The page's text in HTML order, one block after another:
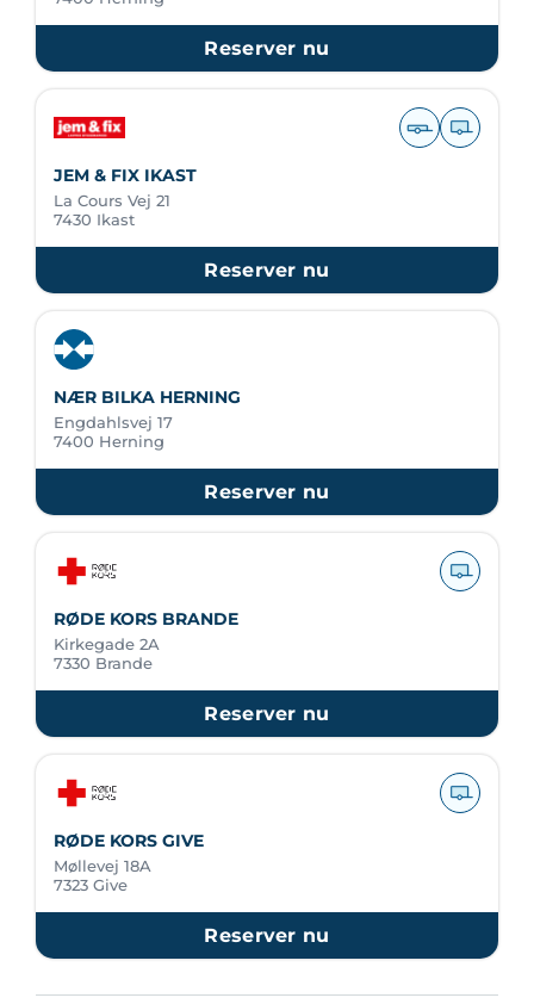
Reserver nu
JEM & FIX IKAST
La Cours Vej 21
7430 Ikast
Reserver nu
NÆR BILKA HERNING
Engdahlsvej 17
7400 Herning
Reserver nu
RØDE KORS BRANDE
Kirkegade 2A
7330 Brande
Reserver nu
RØDE KORS GIVE
Møllevej 18A
7323 Give
Reserver nu